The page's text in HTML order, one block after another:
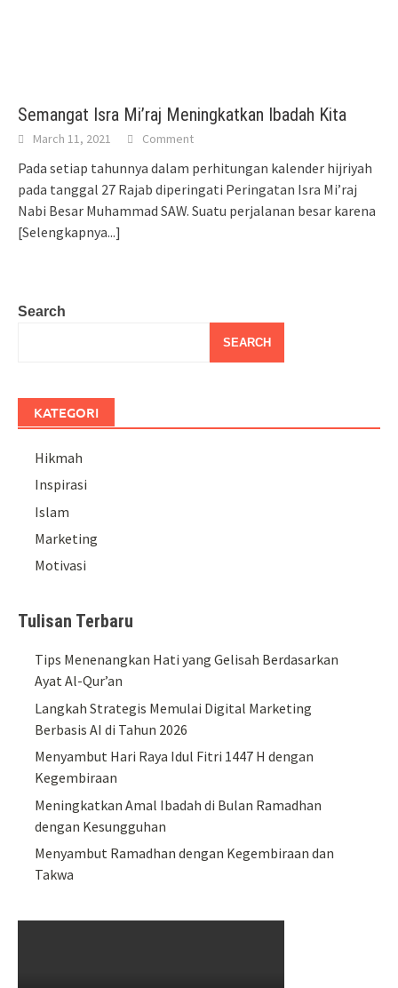
Semangat Isra Mi’raj Meningkatkan Ibadah Kita
March 11, 2021 Comment
Pada setiap tahunnya dalam perhitungan kalender hijriyah
pada tanggal 27 Rajab diperingati Peringatan Isra Mi’raj
Nabi Besar Muhammad SAW. Suatu perjalanan besar karena
[Selengkapnya...]
Search
SEARCH
KATEGORI
Hikmah
Inspirasi
Islam
Marketing
Motivasi
Tulisan Terbaru
Tips Menenangkan Hati yang Gelisah Berdasarkan
Ayat Al-Qur’an
Langkah Strategis Memulai Digital Marketing
Berbasis AI di Tahun 2026
Menyambut Hari Raya Idul Fitri 1447 H dengan
Kegembiraan
Meningkatkan Amal Ibadah di Bulan Ramadhan
dengan Kesungguhan
Menyambut Ramadhan dengan Kegembiraan dan
Takwa